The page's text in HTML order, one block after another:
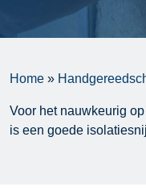
Home »
Voor het nauwkeurig
is een goede